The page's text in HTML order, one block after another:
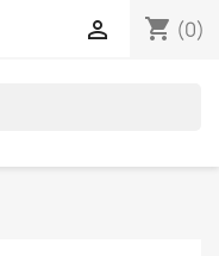
shopping_cart (0)
